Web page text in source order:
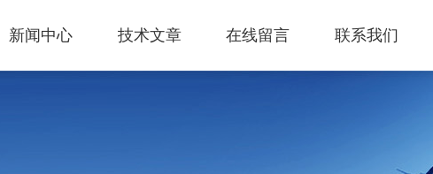
新闻中心 技术文章 在线留言 联系我们